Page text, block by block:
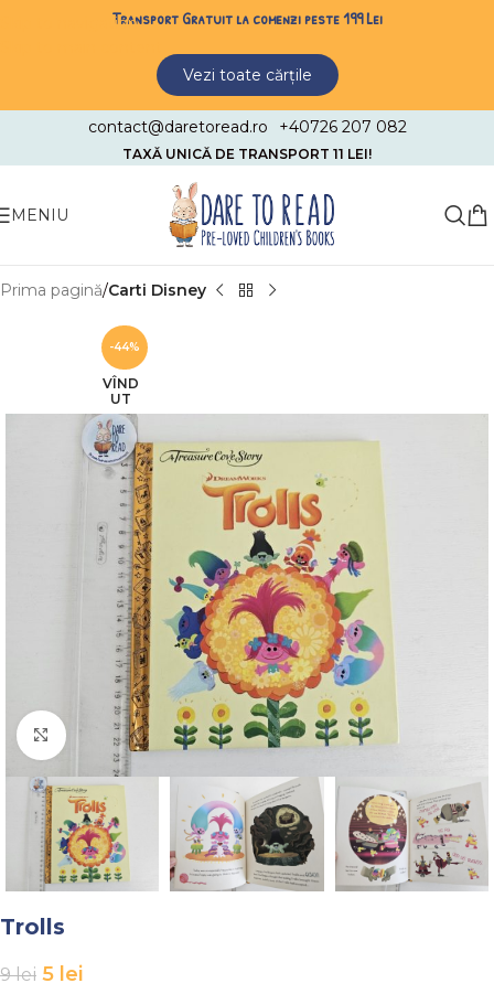
Skip to navigationTransport Gratuit la comenzi peste 199 Lei
Vezi toate cărțile
contact@daretoread.ro +40726 207 082
TAXĂ UNICĂ DE TRANSPORT 11 LEI!
MENIU
Prima pagină Carti Disney
-44%
VÎND
UT
Faceți click pentru a mări
Trolls
9lei 5 lei